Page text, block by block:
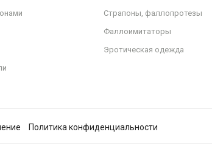
Страпоны, фаллопротезы
Фаллоимитаторы
Эротическая одежда
Политика конфиденциальности